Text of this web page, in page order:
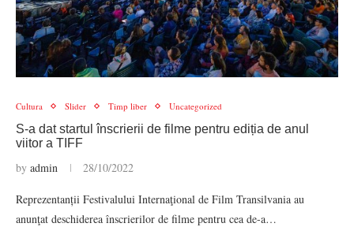
Cultura Slider Timp liber Uncategorized
S-a dat startul înscrierii de filme pentru ediția de anul
viitor a TIFF
by admin 28/10/2022
Reprezentanții Festivalului Internaţional de Film Transilvania au
anunţat deschiderea înscrierilor de filme pentru cea de-a…